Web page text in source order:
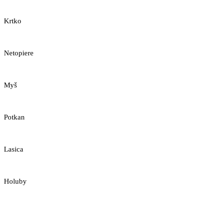
Krtko
Netopiere
Myš
Potkan
Lasica
Holuby